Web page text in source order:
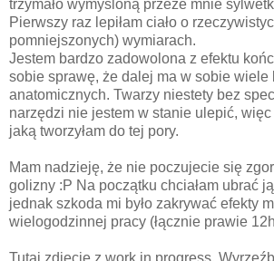
trzymało wymyśloną przeze mnie
Pierwszy raz lepiłam ciało o
pomniejszonych) wymiarach.
Jestem bardzo zadowolona z efektu
sobie sprawę, że dalej ma w sobie wiele
anatomicznych. Twarzy niestety bez
narzędzi nie jestem w stanie ulepić, więc
jaką tworzyłam do tej pory.
Mam nadzieję, że nie poczujecie się
golizny :P Na początku chciałam ubrać
jednak szkoda mi było zakrywać efekty
wielogodzinnej pracy (łącznie prawie
Tutaj zdjęcie z work in progress.